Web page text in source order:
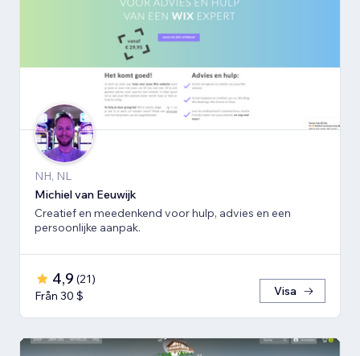
NH, NL
Michiel van Eeuwijk
Creatief en meedenkend voor hulp, advies en een
persoonlijke aanpak.
4,9 (21)
Från 30 $
Visa